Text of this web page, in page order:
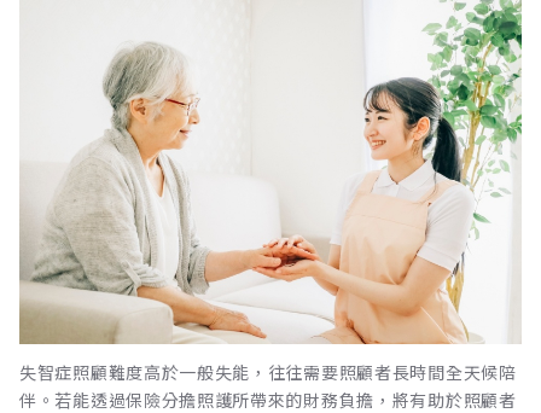
失智症照顧難度高於一般失能，往往需要照顧者長時間全天候陪
伴。若能透過保險分擔照護所帶來的財務負擔，將有助於照顧者